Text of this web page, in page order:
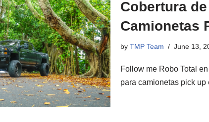
Cobertura
Camionetas
by TMP Team June 13,
Follow me Robo Total
para camionetas pick